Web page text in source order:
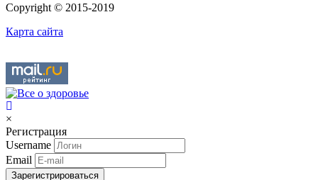
Copyright © 2015-2019
Карта сайта
×
Регистрация
Username
Email
Зарегистрироваться